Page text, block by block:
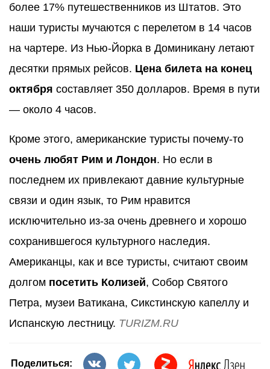
более 17% путешественников из Штатов. Это
наши туристы мучаются с перелетом в 14 часов
на чартере. Из Нью-Йорка в Доминикану летают
десятки прямых рейсов. Цена билета на конец
октября составляет 350 долларов. Время в пути
— около 4 часов.
Кроме этого, американские туристы почему-то
очень любят Рим и Лондон. Но если в
последнем их привлекают давние культурные
связи и один язык, то Рим нравится
исключительно из-за очень древнего и хорошо
сохранившегося культурного наследия.
Американцы, как и все туристы, считают своим
долгом посетить Колизей, Собор Святого
Петра, музеи Ватикана, Сикстинскую капеллу и
Испанскую лестницу. TURIZM.RU
Поделиться: